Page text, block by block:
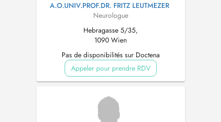
A.O.UNIV.PROF.DR. FRITZ LEUTMEZER
Neurologue
Hebragasse 5/35,
1090 Wien
Pas de disponibilités sur Doctena
Appeler pour prendre RDV